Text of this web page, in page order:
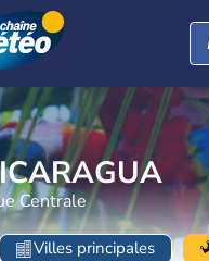
Centrale
Villes principales